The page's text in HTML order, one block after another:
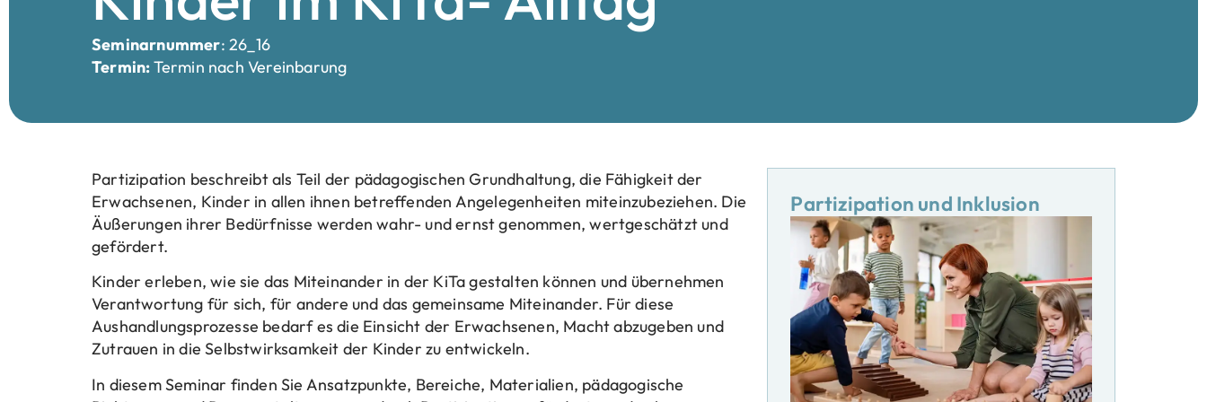
Seminarnummer: 26_16
Termin:Termin nach Vereinbarung
Partizipation beschreibt als Teil der pädagogischen Grundhaltung, die Fähigkeit der
Erwachsenen, Kinder in allen ihnen betreffenden Angelegenheiten miteinzubeziehen. Die
Äußerungen ihrer Bedürfnisse werden wahr- und ernst genommen, wertgeschätzt und
gefördert.
Kinder erleben, wie sie das Miteinander in der KiTa gestalten können und übernehmen
Verantwortung für sich, für andere und das gemeinsame Miteinander. Für diese
Aushandlungsprozesse bedarf es die Einsicht der Erwachsenen, Macht abzugeben und
Zutrauen in die Selbstwirksamkeit der Kinder zu entwickeln.
In diesem Seminar finden Sie Ansatzpunkte, Bereiche, Materialien, pädagogische
Partizipation und Inklusion